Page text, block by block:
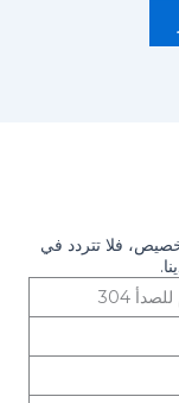
فلا تتردد في